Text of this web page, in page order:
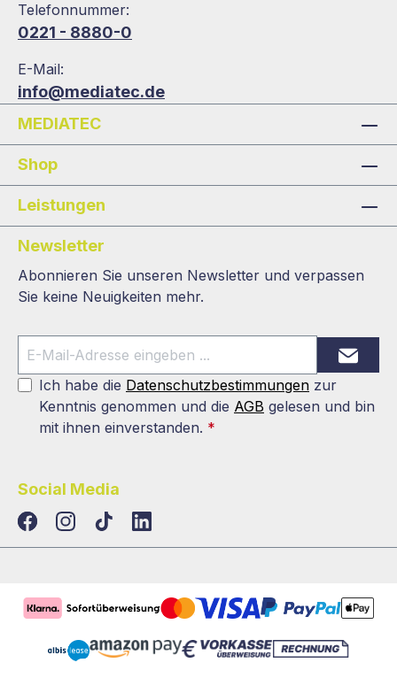
Telefonnummer:
0221 - 8880-0
E-Mail:
info@mediatec.de
MEDIATEC
Shop
Leistungen
Newsletter
Abonnieren Sie unseren Newsletter und verpassen
Sie keine Neuigkeiten mehr.
Ich habe die Datenschutzbestimmungen zur
Kenntnis genommen und die AGB gelesen und bin
mit ihnen einverstanden. *
Social Media
TikTokLinkedIn